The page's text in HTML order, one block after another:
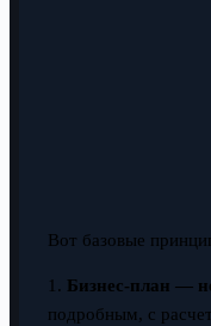
Вот базовые
1. Бизнес-план —
подробным, с